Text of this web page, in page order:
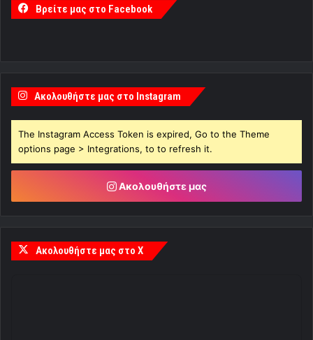
Βρείτε μας στο Facebook
Ακολουθήστε μας στο Instagram
The Instagram Access Token is expired, Go to the Theme
options page > Integrations, to to refresh it.
Ακολουθήστε μας
Ακολουθήστε μας στο X